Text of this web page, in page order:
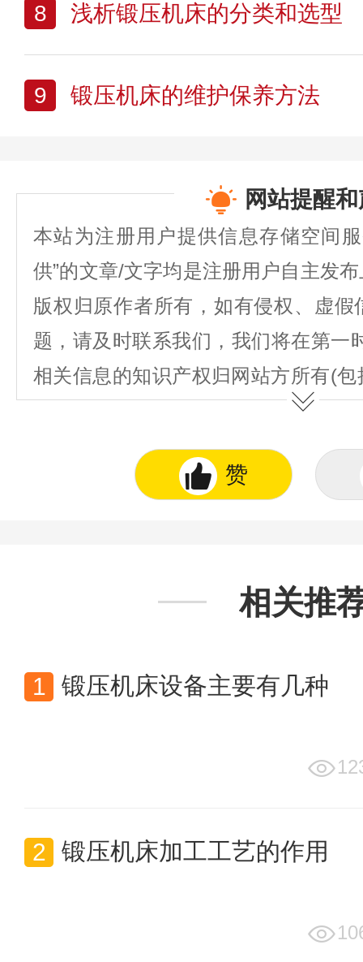
8 浅析锻压机床的分类和选型
9 锻压机床的维护保养方法
网站提醒
本站为注册用户提供信息存储空间
供”的文章/文字均是注册用户自主发
版权归原作者所有，如有侵权、虚
题，请及时联系我们，我们将在第一
相关信息的知识产权归网站方所有(
图表、著作权、商标权、为用户提
不得抄袭或使用。
赞
相关推
锻压机床设备主要有几种
锻压机床加工工艺的作用